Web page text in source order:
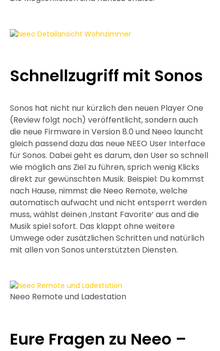
Schnellzugriff mit Sonos
Sonos hat nicht nur kürzlich den neuen Player One
(Review folgt noch) veröffentlicht, sondern auch
die neue Firmware in Version 8.0 und Neeo launcht
gleich passend dazu das neue NEEO User Interface
für Sonos. Dabei geht es darum, den User so schnell
wie möglich ans Ziel zu führen, sprich wenig Klicks
direkt zur gewünschten Musik. Beispiel: Du kommst
nach Hause, nimmst die Neeo Remote, welche
automatisch aufwacht und nicht entsperrt werden
muss, wählst deinen ‚Instant Favorite‘ aus and die
Musik spiel sofort. Das klappt ohne weitere
Umwege oder zusätzlichen Schritten und natürlich
mit allen von Sonos unterstützten Diensten.
Neeo Remote und Ladestation
Eure Fragen zu Neeo –